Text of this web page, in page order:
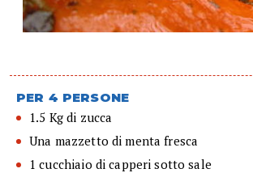
PER 4 PERSONE
1.5 Kg di zucca
Una mazzetto di menta fresca
1 cucchiaio di capperi sotto sale